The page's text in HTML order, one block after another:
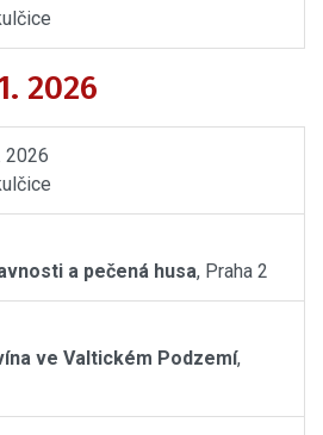
2026
2026
a pečená husa, Praha 2
ve Valtickém Podzemí,